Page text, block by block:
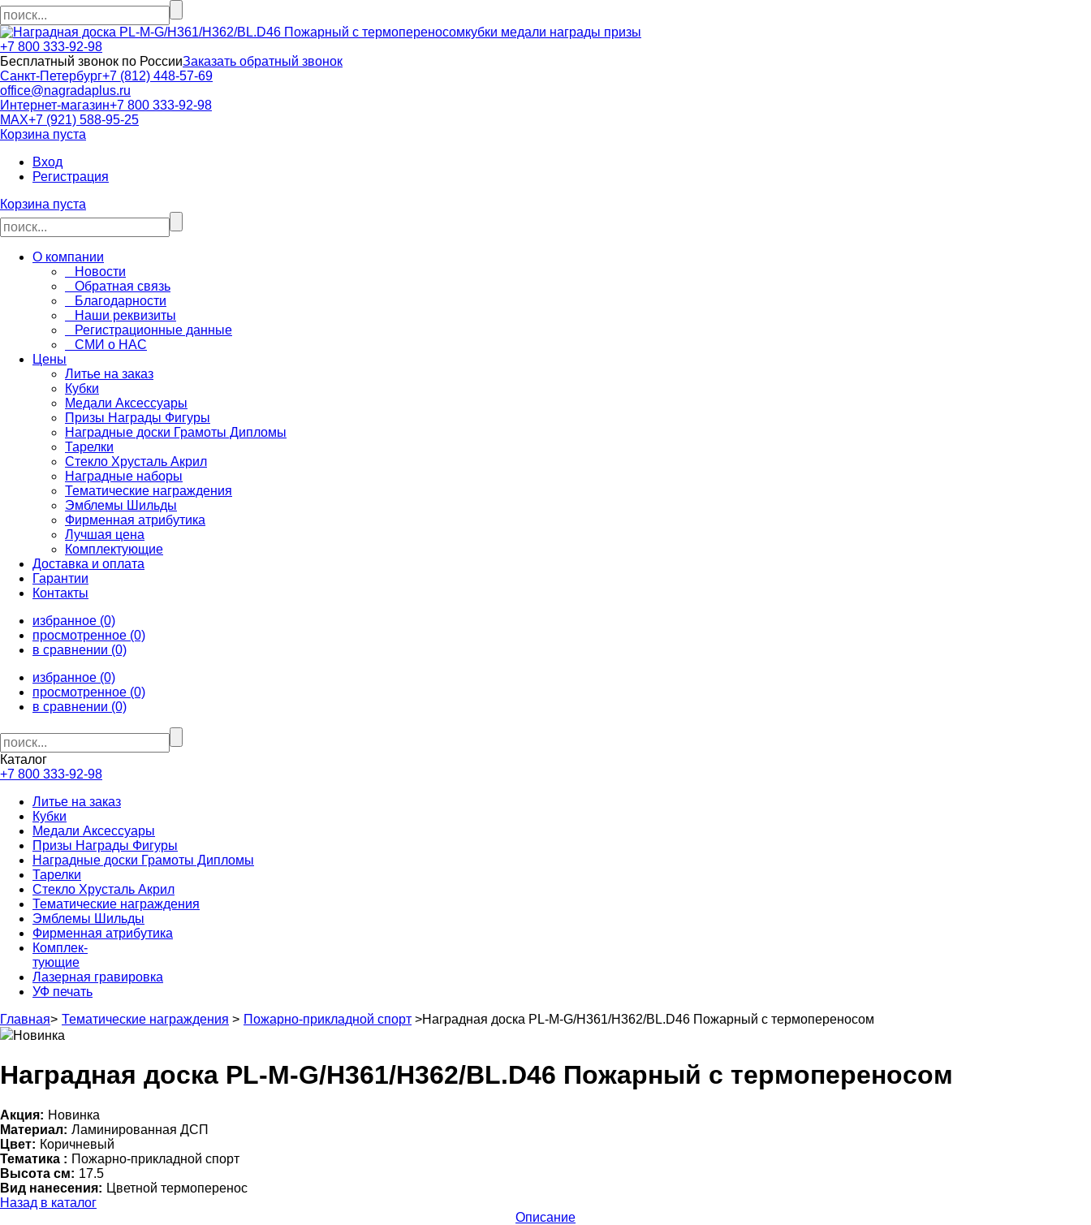
кубки медали награды призы
+7 800 333-92-98
Бесплатный звонок по РоссииЗаказать обратный звонок
Санкт-Петербург+7 (812) 448-57-69
office@nagradaplus.ru
Интернет-магазин+7 800 333-92-98
MAX+7 (921) 588-95-25
Корзина пуста
Вход
Регистрация
Корзина пуста
О компании
Новости
Обратная связь
Благодарности
Наши реквизиты
Регистрационные данные
СМИ о НАС
Цены
Литье на заказ
Кубки
Медали Аксессуары
Призы Награды Фигуры
Наградные доски Грамоты Дипломы
Тарелки
Стекло Хрусталь Акрил
Наградные наборы
Тематические награждения
Эмблемы Шильды
Фирменная атрибутика
Лучшая цена
Комплектующие
Доставка и оплата
Гарантии
Контакты
избранное (0)
просмотренное (0)
в сравнении (0)
избранное (0)
просмотренное (0)
в сравнении (0)
Каталог
+7 800 333-92-98
Литье на заказ
Кубки
Медали Аксессуары
Призы Награды Фигуры
Наградные доски Грамоты Дипломы
Тарелки
Стекло Хрусталь Акрил
Тематические награждения
Эмблемы Шильды
Фирменная атрибутика
Комплек-
тующие
Лазерная гравировка
УФ печать
Главная> Тематические награждения > Пожарно-прикладной спорт >Наградная доска PL-M-G/H361/H362/BL.D46 Пожарный с термопереносом
Новинка
Наградная доска PL-M-G/H361/H362/BL.D46 Пожарный с термопереносом
Акция: Новинка
Материал: Ламинированная ДСП
Цвет: Коричневый
Тематика : Пожарно-прикладной спорт
Высота см: 17.5
Вид нанесения: Цветной термоперенос
Назад в каталог
Описание